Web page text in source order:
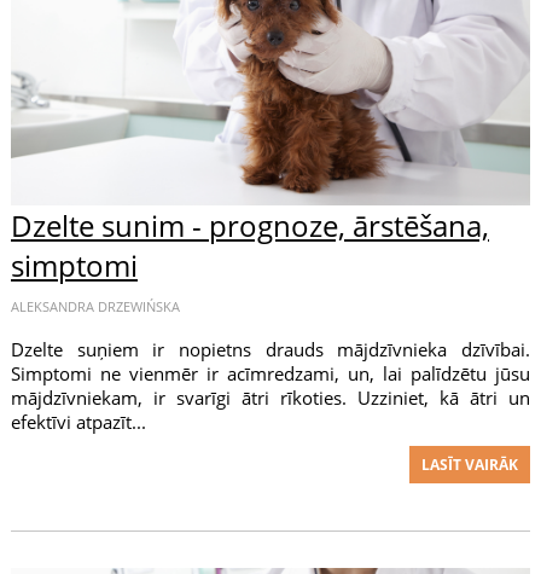
Dzelte sunim - prognoze, ārstēšana,
simptomi
ALEKSANDRA DRZEWIŃSKA
Dzelte suņiem ir nopietns drauds mājdzīvnieka dzīvībai.
Simptomi ne vienmēr ir acīmredzami, un, lai palīdzētu jūsu
mājdzīvniekam, ir svarīgi ātri rīkoties. Uzziniet, kā ātri un
efektīvi atpazīt...
LASĪT VAIRĀK